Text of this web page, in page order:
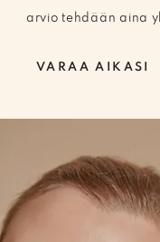
arvio tehdään aina
VARAA AIKASI